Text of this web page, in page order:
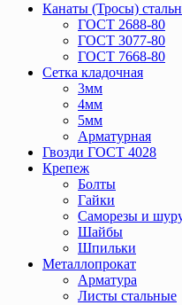
Канаты (Тросы)
ГОСТ 2688-80
ГОСТ 3077-80
ГОСТ 7668-80
Сетка кладочная
3мм
4мм
5мм
Арматурная
Гвозди ГОСТ 4028
Крепеж
Болты
Гайки
Саморезы и
Шайбы
Шпильки
Металлопрокат
Арматура
Листы стальные